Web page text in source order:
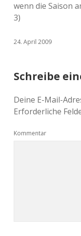
wenn die Saison
3)
24. April 2009
Schreibe
Deine E-Mail-
Erforderliche
Kommentar